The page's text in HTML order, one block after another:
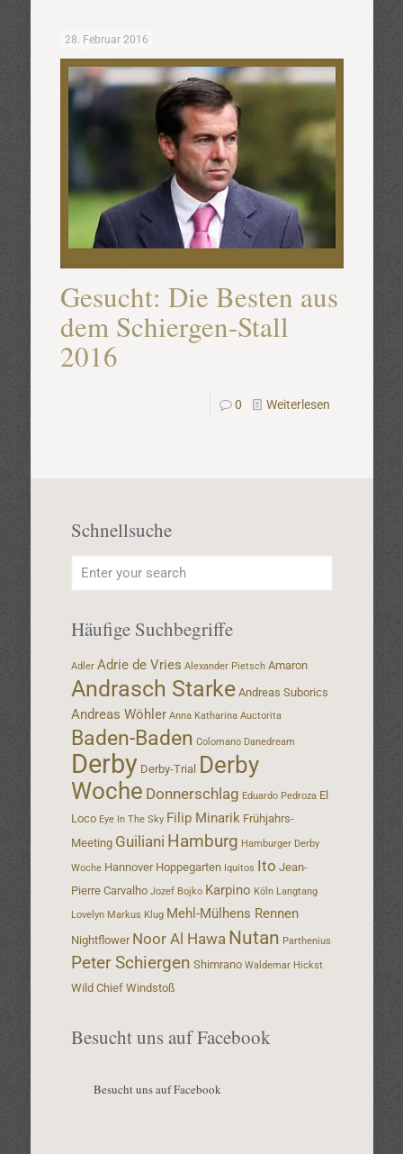
28. Februar 2016
Gesucht: Die Besten aus
dem Schiergen-Stall
2016
0 Weiterlesen
Schnellsuche
Häufige Suchbegriffe
Adler Adrie de Vries Alexander Pietsch Amaron
Andrasch Starke Andreas Suborics
Andreas Wöhler Anna Katharina Auctorita
Baden-Baden Colomano Danedream
Derby Derby-Trial Derby
Woche Donnerschlag Eduardo Pedroza El
Loco Eye In The Sky Filip Minarik Frühjahrs-
Meeting Guiliani Hamburg Hamburger Derby
Woche Hannover Hoppegarten Iquitos Ito Jean-
Pierre Carvalho Jozef Bojko Karpino Köln Langtang
Lovelyn Markus Klug Mehl-Mülhens Rennen
Nightflower Noor Al Hawa Nutan Parthenius
Peter Schiergen Shimrano Waldemar Hickst
Wild Chief Windstoß
Besucht uns auf Facebook
Besucht uns auf Facebook